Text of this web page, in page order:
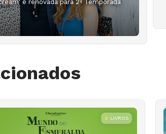
é renovada para 2ª Temporada
LIVROS